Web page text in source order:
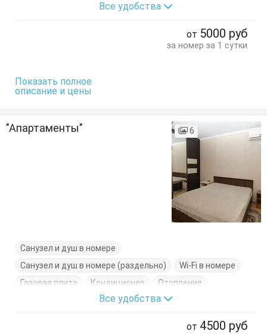
Журнальный столик
Кухонный стол
Тумбочки
Все удобства
от 5000 руб
за номер за 1 сутки
Показать полное
описание и цены
"Апартаменты" 6
Санузел и душ в номере
Санузел и душ в номере (раздельно)
Wi-Fi в номере
Газовая плита
Кондиционер
Отопление
Телевизор плазма
Все удобства
от 4500 руб